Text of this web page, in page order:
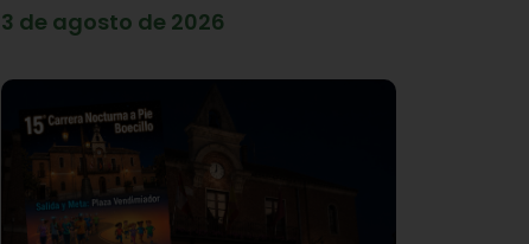
3 de agosto de 2026